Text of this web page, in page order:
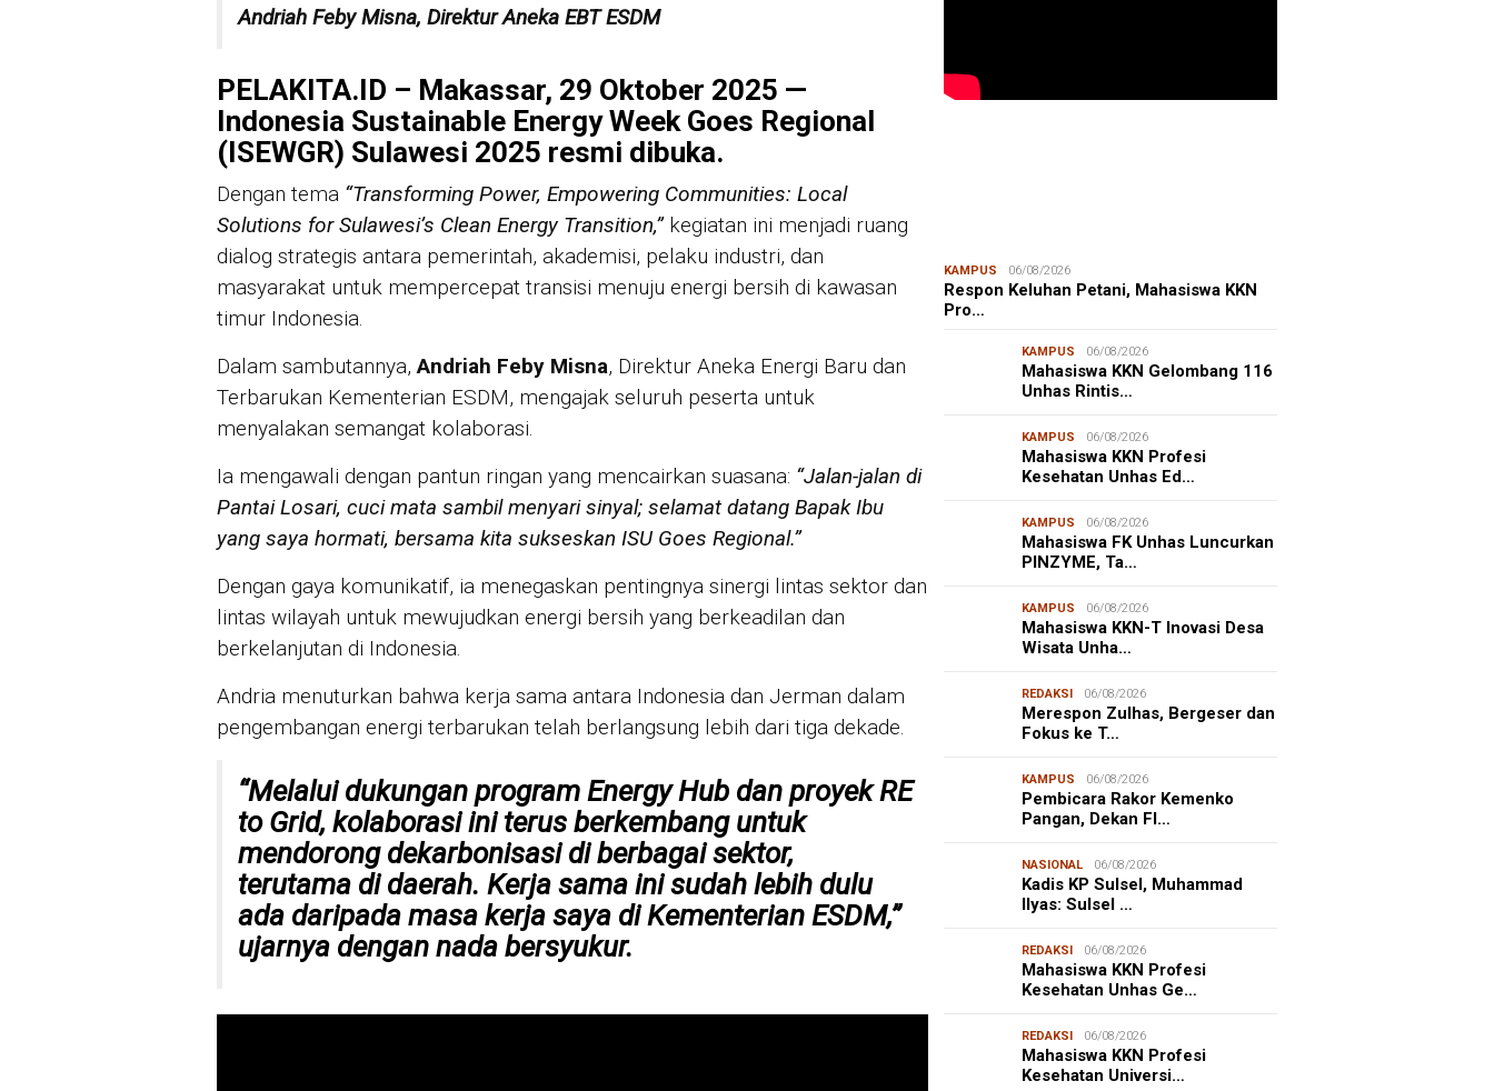
Andriah Feby Misna, Direktur Aneka EBT ESDM
PELAKITA.ID – Makassar, 29 Oktober 2025 —
Indonesia Sustainable Energy Week Goes Regional
(ISEWGR) Sulawesi 2025 resmi dibuka.
Dengan tema “Transforming Power, Empowering Communities: Local
Solutions for Sulawesi’s Clean Energy Transition,”kegiatan ini menjadi ruang
dialog strategis antara pemerintah, akademisi, pelaku industri, dan
masyarakat untuk mempercepat transisi menuju energi bersih di kawasan
timur Indonesia.
Dalam sambutannya,Andriah Feby Misna, Direktur Aneka Energi Baru dan
Terbarukan Kementerian ESDM, mengajak seluruh peserta untuk
menyalakan semangat kolaborasi.
Ia mengawali dengan pantun ringan yang mencairkan suasana: “Jalan-jalan di
Pantai Losari, cuci mata sambil menyari sinyal; selamat datang Bapak Ibu
yang saya hormati, bersama kita sukseskan ISU Goes Regional.”
Dengan gaya komunikatif, ia menegaskan pentingnya sinergi lintas sektor dan
lintas wilayah untuk mewujudkan energi bersih yang berkeadilan dan
berkelanjutan di Indonesia.
Andria menuturkan bahwa kerja sama antara Indonesia dan Jerman dalam
pengembangan energi terbarukan telah berlangsung lebih dari tiga dekade.
“Melalui dukungan program Energy Hub dan proyekRE
to Grid, kolaborasi ini terus berkembang untuk
mendorong dekarbonisasi di berbagai sektor,
terutama di daerah. Kerja sama ini sudah lebih dulu
ada daripada masa kerja saya di Kementerian ESDM,”
ujarnya dengan nada bersyukur.
KAMPUS 06/08/2026
Respon Keluhan Petani, Mahasiswa KKN
Pro…
KAMPUS 06/08/2026
Mahasiswa KKN Gelombang 116
Unhas Rintis…
KAMPUS 06/08/2026
Mahasiswa KKN Profesi
Kesehatan Unhas Ed…
KAMPUS 06/08/2026
Mahasiswa FK Unhas Luncurkan
PINZYME, Ta…
KAMPUS 06/08/2026
Mahasiswa KKN-T Inovasi Desa
Wisata Unha…
REDAKSI 06/08/2026
Merespon Zulhas, Bergeser dan
Fokus ke T…
KAMPUS 06/08/2026
Pembicara Rakor Kemenko
Pangan, Dekan FI…
NASIONAL 06/08/2026
Kadis KP Sulsel, Muhammad
Ilyas: Sulsel …
REDAKSI 06/08/2026
Mahasiswa KKN Profesi
Kesehatan Unhas Ge…
REDAKSI 06/08/2026
Mahasiswa KKN Profesi
Kesehatan Universi…
Mahasiswa KKN-T Unhas Edukasi
Warga Desa Buae Kenali
Mikroorganisme Baik dan Jahat